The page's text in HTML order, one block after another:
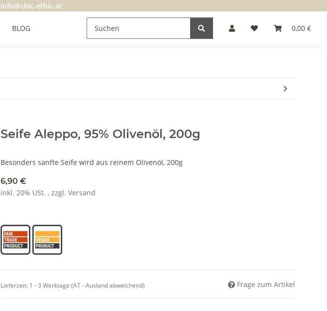
info@chic-ethic.at
0,00 €
BLOG
Seife Aleppo, 95% Olivenöl, 200g
Besonders sanfte Seife wird aus reinem Olivenöl, 200g
6,90 €
inkl. 20% USt. , zzgl. Versand
Lieferzeit: 1 - 3 Werktage (AT - Ausland abweichend) Frage zum Artikel